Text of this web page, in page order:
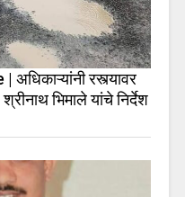
रस्त्यावर
भिमाले यांचे निर्देश